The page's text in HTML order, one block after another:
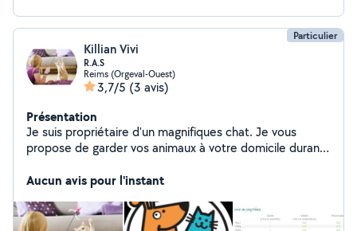
Particulier
Killian Vivi
R.A.S
Reims (Orgeval-Ouest)
3,7/5 (3 avis)
Présentation
Je suis propriétaire d'un magnifiques chat. Je vous
propose de garder vos animaux à votre domicile durant
définir avec vous. Vous aurez régulièrement des photos
auprès de vos bien aimés compagnons.
Aucun avis pour l'instant